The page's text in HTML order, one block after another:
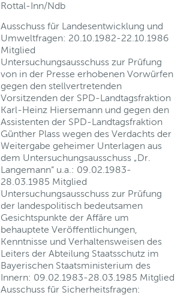
Rottal-Inn/Ndb
Ausschuss für Landesentwicklung und
Umweltfragen: 20.10.1982-22.10.1986
Mitglied
Untersuchungsausschuss zur Prüfung
von in der Presse erhobenen Vorwürfen
gegen den stellvertretenden
Vorsitzenden der SPD-Landtagsfraktion
Karl-Heinz Hiersemann und gegen den
Assistenten der SPD-Landtagsfraktion
Günther Plass wegen des Verdachts der
Weitergabe geheimer Unterlagen aus
dem Untersuchungsausschuss „Dr.
Langemann“ u.a.: 09.02.1983-
28.03.1985 Mitglied
Untersuchungsausschuss zur Prüfung
der landespolitisch bedeutsamen
Gesichtspunkte der Affäre um
behauptete Veröffentlichungen,
Kenntnisse und Verhaltensweisen des
Leiters der Abteilung Staatsschutz im
Bayerischen Staatsministerium des
Innern: 09.02.1983-28.03.1985 Mitglied
Ausschuss für Sicherheitsfragen: